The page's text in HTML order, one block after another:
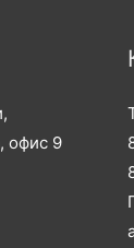
офис 9